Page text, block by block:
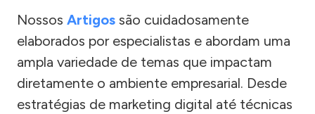
Nossos Artigos são cuidadosamente
elaborados por especialistas e abordam uma
ampla variedade de temas que impactam
diretamente o ambiente empresarial. Desde
estratégias de marketing digital até técnicas